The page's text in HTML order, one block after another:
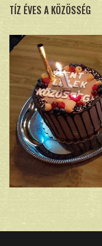
TÍZ ÉVES A KÖZÖSSÉG